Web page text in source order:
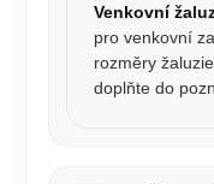
Venkovní
pro venkovní
rozměry
doplňte do